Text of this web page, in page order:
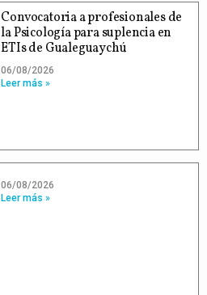
Convocatoria a profesionales de
la Psicología para suplencia en
ETIs de Gualeguaychú
06/08/2026
Leer más »
06/08/2026
Leer más »